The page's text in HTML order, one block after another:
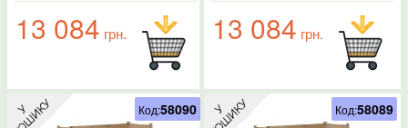
13 084 грн. 13 084 грн.
Код:58090 Код:58089